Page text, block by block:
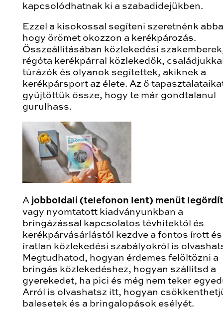
kapcsolódhatnak ki a szabadidejükben.
Ezzel a kisokossal segíteni szeretnénk
hogy örömet okozzon a kerékpározás.
Összeállításában közlekedési
régóta kerékpárral közlekedők,
túrázók és olyanok segítettek, akiknek a
kerékpársport az élete. Az ő
gyűjtöttük össze, hogy te már gondtalanul
gurulhass.
A jobboldali (telefonon lent) menüt
vagy nyomtatott kiadványunkban a
bringázással kapcsolatos tévhitektől és
kerékpárvásárlástól kezdve a fontos írott és
íratlan közlekedési szabályokról is
Megtudhatod, hogyan érdemes felöltözni a
bringás közlekedéshez, hogyan szállítsd a
gyerekedet, ha pici és még nem teker
Arról is olvashatsz itt, hogyan
balesetek és a bringalopások esélyét.